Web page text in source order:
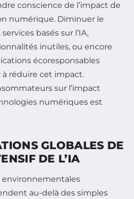
conscience de l’impact de
numérique. Diminuer le
basés sur l’IA,
inutiles, ou encore
écoresponsables
réduire cet impact.
sur l’impact
numériques est
GLOBALES DE
DE L’IA
environnementales
au-delà des simples